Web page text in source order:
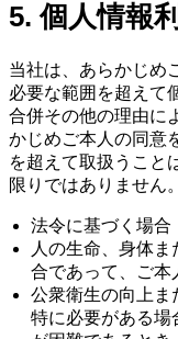
5. 個人情報
当社は、あらかじめ
必要な範囲を超えて
合併その他の理由に
かじめご本人の同意
を超えて取扱うこと
限りではありません。
法令に基づく場合
人の生命、身体
合であって、ご本
公衆衛生の向上ま
特に必要がある場